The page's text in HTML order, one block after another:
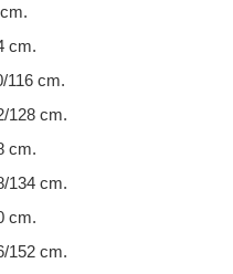
cm.
116 cm.
128 cm.
cm.
134 cm.
cm.
152 cm.